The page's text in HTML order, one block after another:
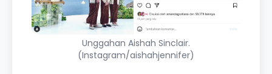
Unggahan Aishah Sinclair.
(Instagram/aishahjennifer)